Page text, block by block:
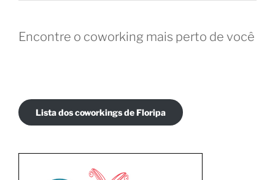
Encontre o coworking mais perto de você
Lista dos coworkings de Floripa